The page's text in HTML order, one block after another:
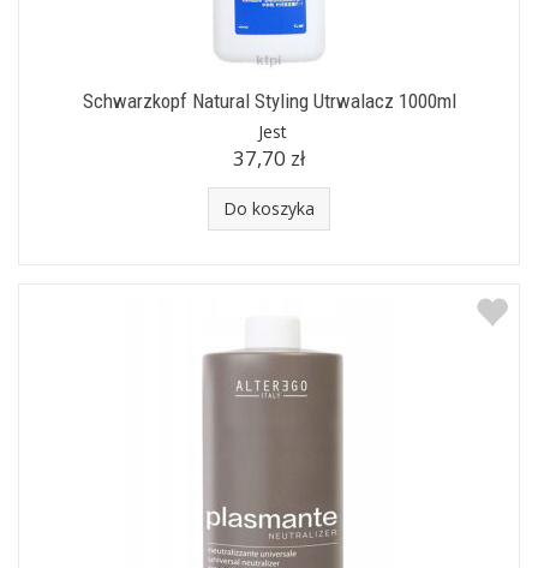
Schwarzkopf Natural Styling Utrwalacz 1000ml
Jest
37,70 zł
Do koszyka